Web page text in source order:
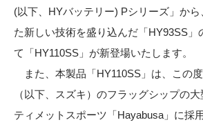
(以下、HYバッテリー) Pシリーズ」か
た新しい技術を盛り込んだ「HY93SS」
て「HY110SS」が新登場いたします。
また、本製品「HY110SS」は、この
（以下、スズキ）のフラッグシップの
ティメットスポーツ「Hayabusa」に採